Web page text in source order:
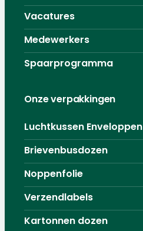
Vacatures
Medewerkers
Spaarprogramma
Onze verpakkingen
Luchtkussen Enveloppen
Brievenbusdozen
Noppenfolie
Verzendlabels
Kartonnen dozen